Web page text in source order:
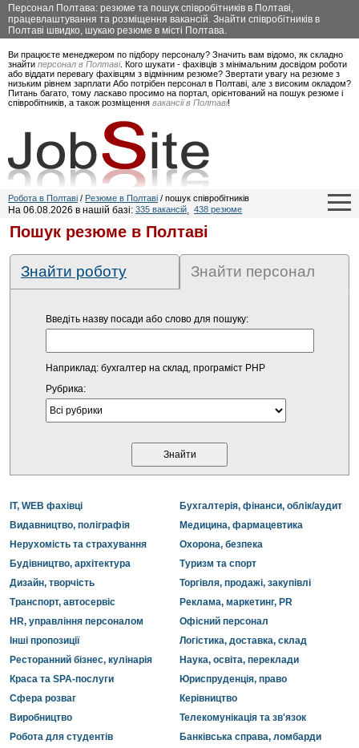
Персонал Полтава: резюме та пошук співробітників в Полтаві,
працевлаштування та розміщення вакансій. Знайти співробітників в
Полтаві швидко, шукаю резюме в місті Полтава.
Ви працюєте менеджером по підбору персоналу? Значить вам відомо, як складно
знайти персонал в Полтаві. Кого шукати - фахівців з мінімальним досвідом роботи
або віддати перевагу фахівцям з відмінним резюме? Звертати увагу на резюме з
низьким рівнем зарплати Або потрібен персонал в Полтаві, але з високим окладом?
Питань багато, тому ласкаво просимо на портал, орієнтований на пошук резюме і
співробітників, а також розміщення вакансії в Полтаві!
Робота в Полтаві / Резюме в Полтаві / пошук співробітників
На 06.08.2026 в нашій базі: 335 вакансій, 438 резюме
Пошук резюме в Полтаві
Знайти роботу Знайти персонал
Введіть назву посади або слово для пошуку:
Наприклад: бухгалтер на склад, програміст PHP
Рубрика:
IT, WEB фахівці
Бухгалтерія, фінанси, облік/аудит
Видавництво, поліграфія
Медицина, фармацевтика
Нерухомість та страхування
Охорона, безпека
Будівництво, архітектура
Туризм та спорт
Дизайн, творчість
Торгівля, продажі, закупівлі
Транспорт, автосервіс
Реклама, маркетинг, PR
HR, управління персоналом
Офісний персонал
Інші пропозиції
Логістика, доставка, склад
Ресторанний бізнес, кулінарія
Наука, освіта, переклади
Краса та SPA-послуги
Юриспруденція, право
Сфера розваг
Керівництво
Виробництво
Телекомунікація та зв'язок
Робота для студентів
Банківська справа, ломбарди